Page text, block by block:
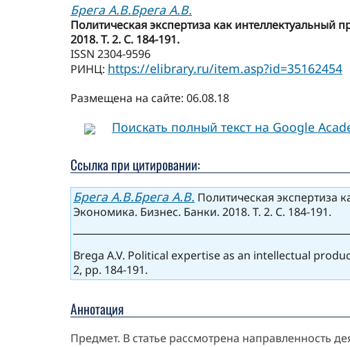
Брега А.В.Брега А.В.
Политическая экспертиза как интеллектуальный
2018. Т. 2. С. 184-191.
ISSN 2304-9596
РИНЦ: https://elibrary.ru/item.asp?id=35162454
Размещена на сайте: 06.08.18
Поискать полный текст на Google
Ссылка при цитировании:
Брега А.В.Брега А.В. Политическая экспертиза
Экономика. Бизнес. Банки. 2018. Т. 2. С. 184-191.
Brega A.V. Political expertise as an intellectual
2, pp. 184-191.
Аннотация
Предмет. В статье рассмотрена направленность